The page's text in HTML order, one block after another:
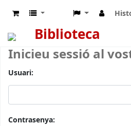
Biblioteca
Inicieu sessió al
Usuari:
Contrasenya: